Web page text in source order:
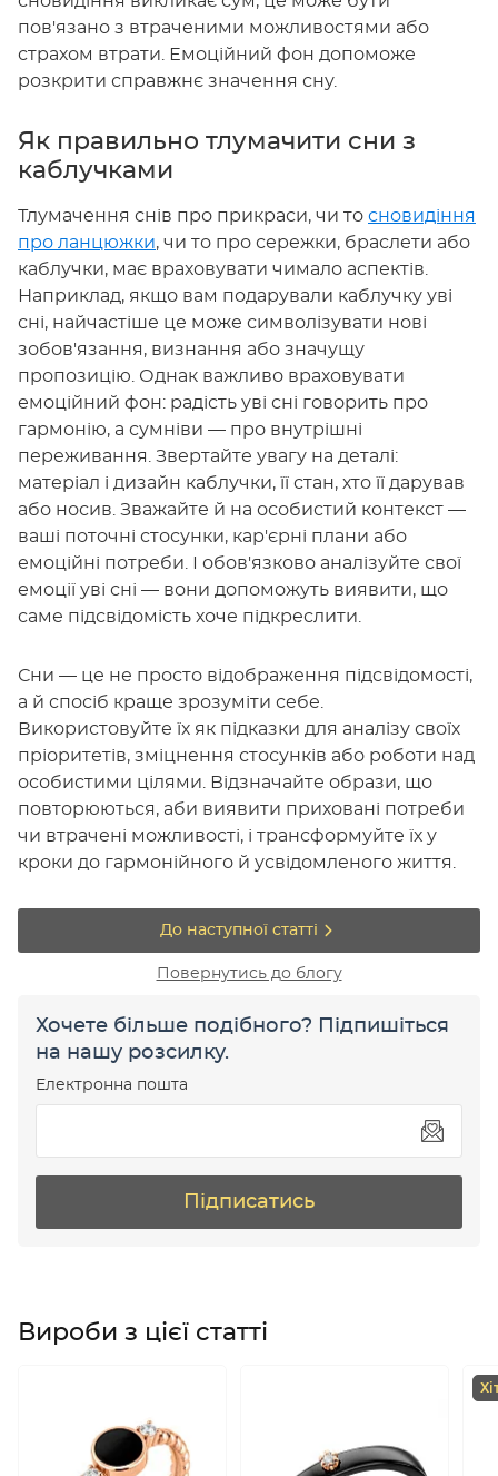
пов'язано з втраченими можливостями або
страхом втрати. Емоційний фон допоможе
розкрити справжнє значення сну.
Як правильно тлумачити сни з
каблучками
Тлумачення снів про прикраси, чи то сновидіння
про ланцюжки, чи то про сережки, браслети або
каблучки, має враховувати чимало аспектів.
Наприклад, якщо вам подарували каблучку уві
сні, найчастіше це може символізувати нові
зобов'язання, визнання або значущу
пропозицію. Однак важливо враховувати
емоційний фон: радість уві сні говорить про
гармонію, а сумніви — про внутрішні
переживання. Звертайте увагу на деталі:
матеріал і дизайн каблучки, її стан, хто її дарував
або носив. Зважайте й на особистий контекст —
ваші поточні стосунки, кар'єрні плани або
емоційні потреби. І обов'язково аналізуйте свої
емоції уві сні — вони допоможуть виявити, що
саме підсвідомість хоче підкреслити.
Сни — це не просто відображення підсвідомості,
а й спосіб краще зрозуміти себе.
Використовуйте їх як підказки для аналізу своїх
пріоритетів, зміцнення стосунків або роботи над
особистими цілями. Відзначайте образи, що
повторюються, аби виявити приховані потреби
чи втрачені можливості, і трансформуйте їх у
кроки до гармонійного й усвідомленого життя.
До наступної статті
Повернутись до блогу
Хочете більше подібного? Підпишіться
на нашу розсилку.
Електронна пошта
Підписатись
Вироби з цієї статті